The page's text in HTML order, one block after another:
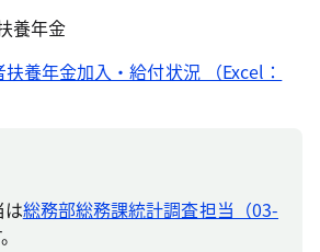
養年金
養年金加入・給付状況 （Excel：
は総務部総務課統計調査担当（03-